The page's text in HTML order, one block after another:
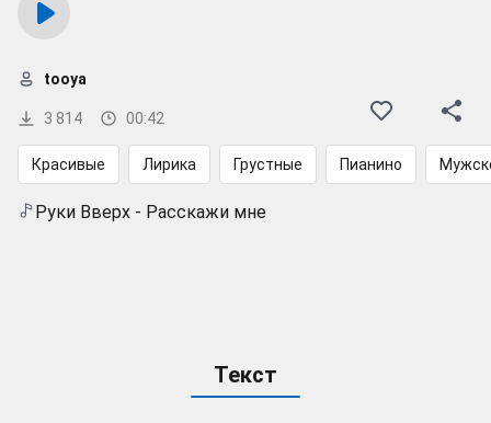
3 814 00:42
tooya
Красивые Лирика Грустные Пианино
Руки Вверх - Расскажи мне
Текст